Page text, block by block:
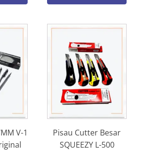
V-1
Pisau Cutter Besar
SQUEEZY L-500